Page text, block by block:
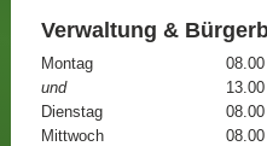
Verwaltung &
Montag
und
Dienstag
Mittwoch